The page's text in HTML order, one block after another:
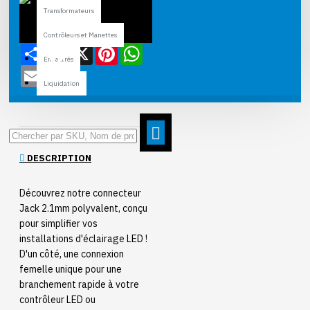
Transformateurs
Contrôleurs et Manettes
Encastrés
Liquidation
Facebook
X Pinterest
DESCRIPTION
Découvrez notre connecteur
Jack 2.1mm polyvalent, conçu
pour simplifier vos
installations d'éclairage LED !
D'un côté, une connexion
femelle unique pour une
branchement rapide à votre
contrôleur LED ou